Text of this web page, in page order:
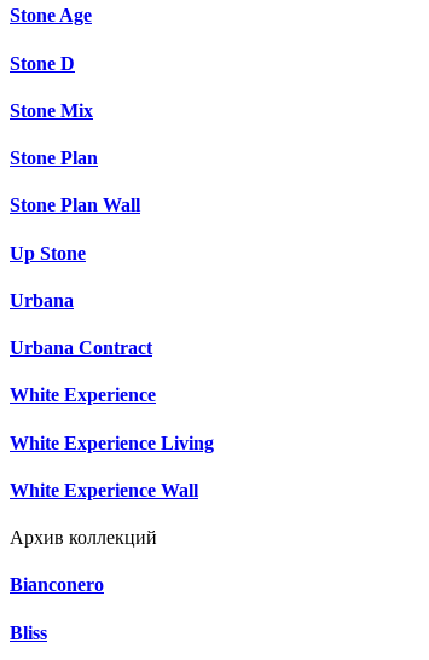
Stone Age
Stone D
Stone Mix
Stone Plan
Stone Plan Wall
Up Stone
Urbana
Urbana Contract
White Experience
White Experience Living
White Experience Wall
Архив коллекций
Bianconero
Bliss